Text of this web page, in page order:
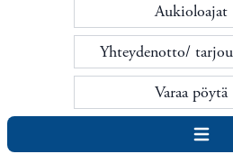
Aukioloajat
Yhteydenotto/
Varaa pöytä